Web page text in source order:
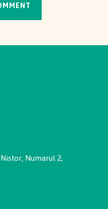
566
Numarul 2,